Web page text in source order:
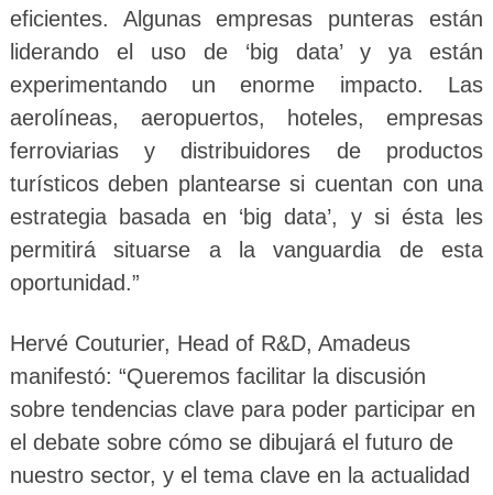
eficientes. Algunas empresas punteras están
liderando el uso de ‘big data’ y ya están
experimentando un enorme impacto. Las
aerolíneas, aeropuertos, hoteles, empresas
ferroviarias y distribuidores de productos
turísticos deben plantearse si cuentan con una
estrategia basada en ‘big data’, y si ésta les
permitirá situarse a la vanguardia de esta
oportunidad.”
Hervé Couturier, Head of R&D, Amadeus
manifestó: “Queremos facilitar la discusión
sobre tendencias clave para poder participar en
el debate sobre cómo se dibujará el futuro de
nuestro sector, y el tema clave en la actualidad